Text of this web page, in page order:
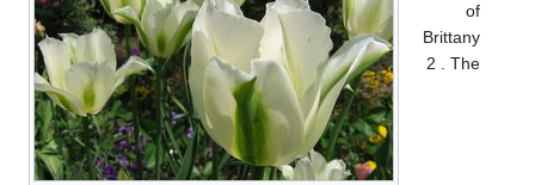
of
Brittany
2 . The